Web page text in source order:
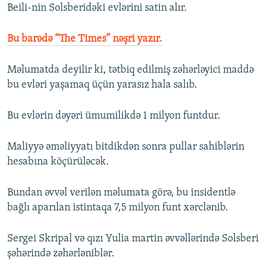
Beili-nin Solsberidəki evlərini satin alır.
Bu barədə “The Times” nəşri yazır.
Məlumatda deyilir ki, tətbiq edilmiş zəhərləyici maddə
bu evləri yaşamaq üçün yarasız hala salıb.
Bu evlərin dəyəri ümumilikdə 1 milyon funtdur.
Maliyyə əməliyyatı bitdikdən sonra pullar sahiblərin
hesabına köçürüləcək.
Bundan əvvəl verilən məlumata görə, bu insidentlə
bağlı aparılan istintaqa 7,5 milyon funt xərclənib.
Sergei Skripal və qızı Yulia martin əvvəllərində Solsberi
şəhərində zəhərləniblər.